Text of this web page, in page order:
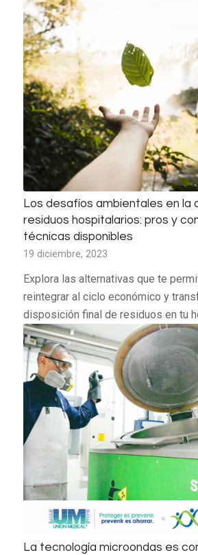
Los desafíos ambientales en la
residuos hospitalarios: pros y
técnicas disponibles
19 diciembre, 2023
Explora las alternativas que te
reintegrar al ciclo económico y
disposición final de residuos en tu
La tecnología microondas es